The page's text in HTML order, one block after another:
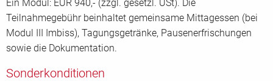
Ein Modul: EUR 940,- (zzgl. gesetzl. USt). Die
Teilnahmegebühr beinhaltet gemeinsame Mittagessen (bei
Modul III Imbiss), Tagungsgetränke, Pausenerfrischungen
sowie die Dokumentation.
Sonderkonditionen